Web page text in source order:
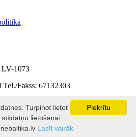
LV-1073
Tel./Fakss: 67132303
© 2026
Piekrītu
Turpinot lietot
lietošanai
Lasīt vairāk